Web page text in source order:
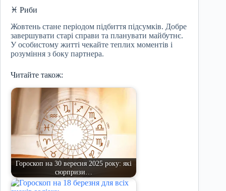
♓ Риби
Жовтень стане періодом підбиття підсумків. Добре
завершувати старі справи та планувати майбутнє.
У особистому житті чекайте теплих моментів і
розуміння з боку партнера.
Читайте також:
Гороскоп на 30 вересня 2025 року: які
сюрпризи…